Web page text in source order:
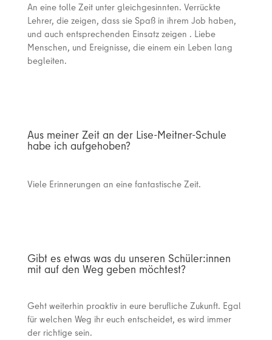
An eine tolle Zeit unter gleichgesinnten. Verrückte
Lehrer, die zeigen, dass sie Spaß in ihrem Job haben,
und auch entsprechenden Einsatz zeigen . Liebe
Menschen, und Ereignisse, die einem ein Leben lang
begleiten.
Aus meiner Zeit an der Lise-Meitner-Schule
habe ich aufgehoben?
Viele Erinnerungen an eine fantastische Zeit.
Gibt es etwas was du unseren Schüler:innen
mit auf den Weg geben möchtest?
Geht weiterhin proaktiv in eure berufliche Zukunft. Egal
für welchen Weg ihr euch entscheidet, es wird immer
der richtige sein.